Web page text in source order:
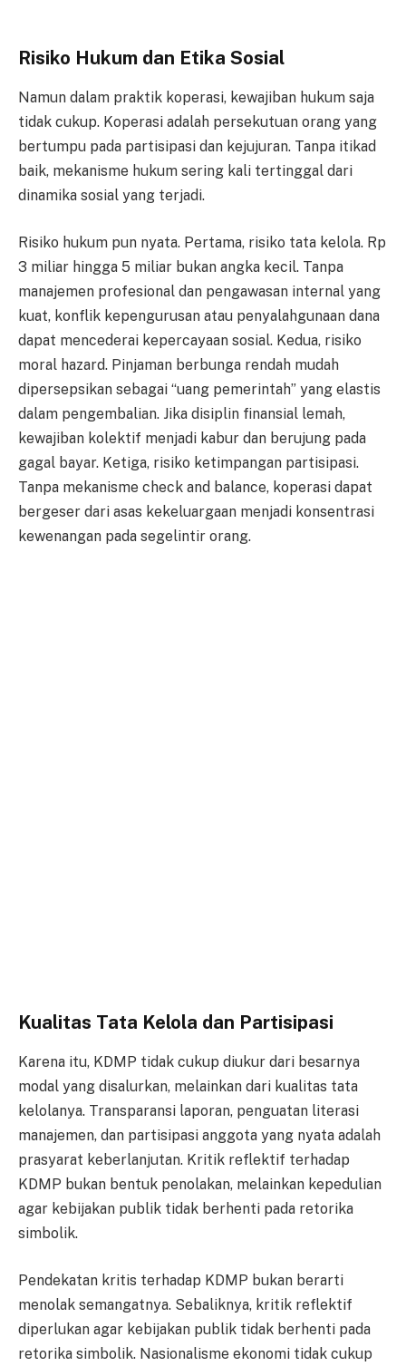
Risiko Hukum dan Etika Sosial
Namun dalam praktik koperasi, kewajiban hukum saja
tidak cukup. Koperasi adalah persekutuan orang yang
bertumpu pada partisipasi dan kejujuran. Tanpa itikad
baik, mekanisme hukum sering kali tertinggal dari
dinamika sosial yang terjadi.
Risiko hukum pun nyata. Pertama, risiko tata kelola. Rp
3 miliar hingga 5 miliar bukan angka kecil. Tanpa
manajemen profesional dan pengawasan internal yang
kuat, konflik kepengurusan atau penyalahgunaan dana
dapat mencederai kepercayaan sosial. Kedua, risiko
moral hazard. Pinjaman berbunga rendah mudah
dipersepsikan sebagai “uang pemerintah” yang elastis
dalam pengembalian. Jika disiplin finansial lemah,
kewajiban kolektif menjadi kabur dan berujung pada
gagal bayar. Ketiga, risiko ketimpangan partisipasi.
Tanpa mekanisme check and balance, koperasi dapat
bergeser dari asas kekeluargaan menjadi konsentrasi
kewenangan pada segelintir orang.
Kualitas Tata Kelola dan Partisipasi
Karena itu, KDMP tidak cukup diukur dari besarnya
modal yang disalurkan, melainkan dari kualitas tata
kelolanya. Transparansi laporan, penguatan literasi
manajemen, dan partisipasi anggota yang nyata adalah
prasyarat keberlanjutan. Kritik reflektif terhadap
KDMP bukan bentuk penolakan, melainkan kepedulian
agar kebijakan publik tidak berhenti pada retorika
simbolik.
Pendekatan kritis terhadap KDMP bukan berarti
menolak semangatnya. Sebaliknya, kritik reflektif
diperlukan agar kebijakan publik tidak berhenti pada
retorika simbolik. Nasionalisme ekonomi tidak cukup